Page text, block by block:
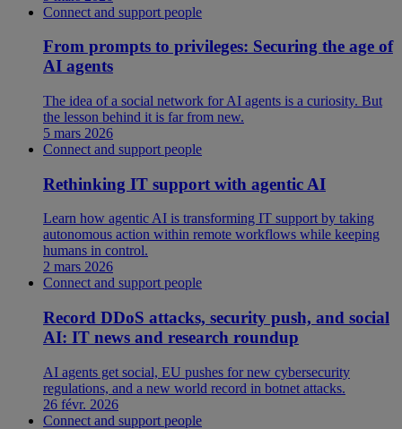
Connect and support people
From prompts to privileges: Securing the age of
AI agents
The idea of a social network for AI agents is a curiosity. But
the lesson behind it is far from new.
5 mars 2026
Connect and support people
Rethinking IT support with agentic AI
Learn how agentic AI is transforming IT support by taking
autonomous action within remote workflows while keeping
humans in control.
2 mars 2026
Connect and support people
Record DDoS attacks, security push, and social
AI: IT news and research roundup
AI agents get social, EU pushes for new cybersecurity
regulations, and a new world record in botnet attacks.
26 févr. 2026
Connect and support people